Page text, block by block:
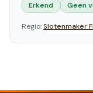
Erkend Geen
Regio:Slotenmaker